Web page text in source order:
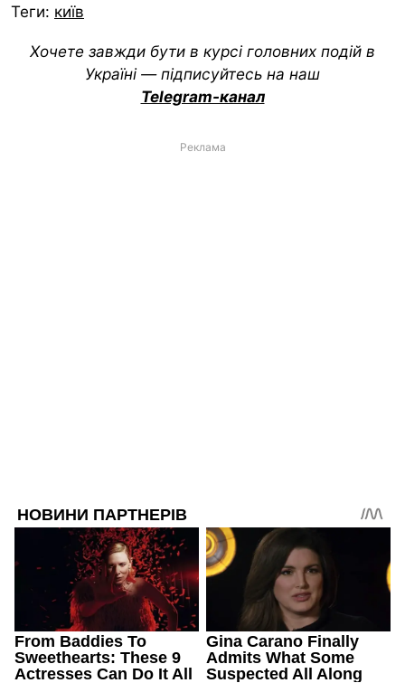
Теги: київ
Хочете завжди бути в курсі головних подій в
Україні — підписуйтесь на наш
Telegram-канал
Реклама